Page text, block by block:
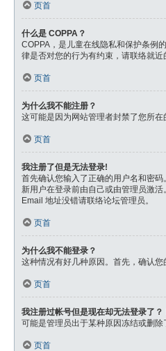
页首
什么是 COPPA？
COPPA，是儿童在线隐私和保护条例
律是否对您的行为有约束，请联络就
页首
为什么我不能注册？
这可能是因为网站管理者封禁了您所
页首
我注册了但是无法登录!
首先确认您输入了正确的用户名和密
新用户在登录前由自己或由管理员激
Email 地址没错请联络论坛管理员。
页首
为什么我不能登录？
这种情况有好几种原因。首先，确认
页首
我注册过帐号但是现在却无法登录了？
可能是管理员出于某种原因冻结或删
页首